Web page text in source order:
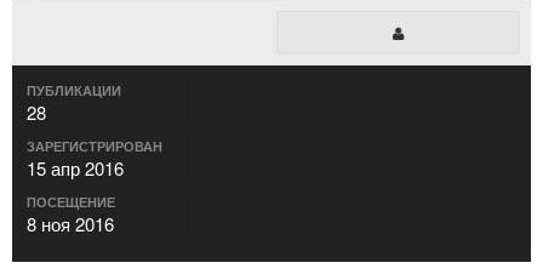
ПУБЛИКАЦИИ
28
ЗАРЕГИСТРИРОВАН
15 апр 2016
ПОСЕЩЕНИЕ
8 ноя 2016